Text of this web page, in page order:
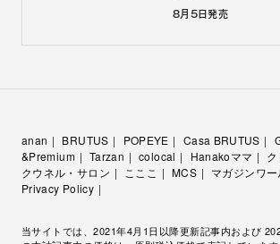
8月5日発売
anan BRUTUS POPEYE Casa BRUTUS
&Premium
Tarzan colocal Hanakoママ
クウネル・サロン
こここ MCS マガジンワー
Privacy Policy
当サイトでは、2021年4月1日以降更新記事内および